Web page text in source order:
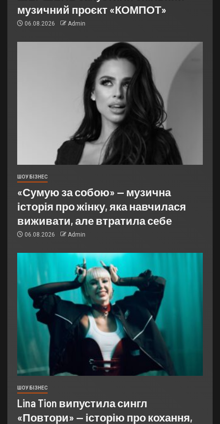
музичний проєкт «КОМПОТ»
06.08.2026 Admin
ШОУ БІЗНЕС
«Сумую за собою» — музична
історія про жінку, яка навчилася
виживати, але втратила себе
06.08.2026 Admin
ШОУ БІЗНЕС
Lina Tion випустила сингл
«Повтори» — історію про кохання,